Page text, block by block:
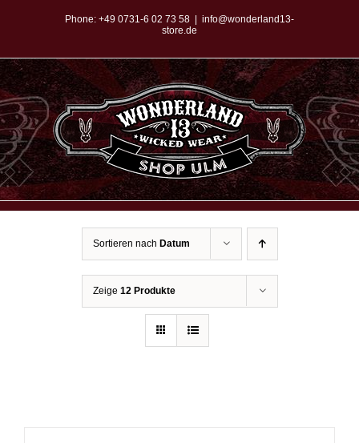
springen
Phone: +49 0731-6 02 73 58
info@wonderland13-
store.de
Sortieren nach Datum
Zeige 12 Produkte